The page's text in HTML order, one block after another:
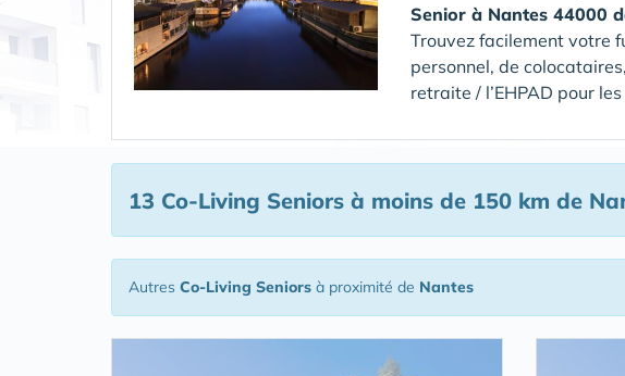
Senior à Nantes 44000
Trouvez facilement votre
personnel, de
retraite / l’EHPAD pour
13 Co-Living Seniors à moins de 150 km de
Autres Co-Living Seniors à proximité de Nantes